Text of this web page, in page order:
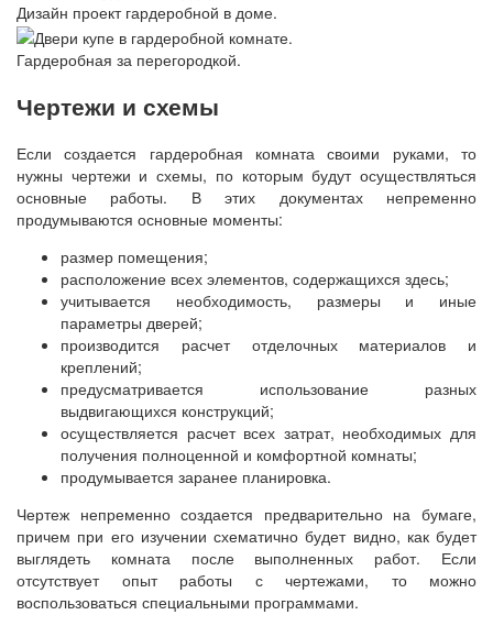
Дизайн проект гардеробной в доме.
Гардеробная за перегородкой.
Чертежи и схемы
Если создается гардеробная комната своими руками, то
нужны чертежи и схемы, по которым будут осуществляться
основные работы. В этих документах непременно
продумываются основные моменты:
размер помещения;
расположение всех элементов, содержащихся здесь;
учитывается необходимость, размеры и иные
параметры дверей;
производится расчет отделочных материалов и
креплений;
предусматривается использование разных
выдвигающихся конструкций;
осуществляется расчет всех затрат, необходимых для
получения полноценной и комфортной комнаты;
продумывается заранее планировка.
Чертеж непременно создается предварительно на бумаге,
причем при его изучении схематично будет видно, как будет
выглядеть комната после выполненных работ. Если
отсутствует опыт работы с чертежами, то можно
воспользоваться специальными программами.